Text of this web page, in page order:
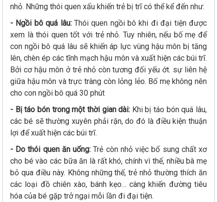
nhỏ. Những thói quen xấu khiến trẻ bị trĩ có thể kể đến như:
- Ngồi bô quá lâu:Thói quen ngồi bô khi đi đại tiện được
xem là thói quen tốt với trẻ nhỏ. Tuy nhiên, nếu bố mẹ để
con ngồi bô quá lâu sẽ khiến áp lực vùng hậu môn bị tăng
lên, chèn ép các tĩnh mạch hậu môn và xuất hiện các búi trĩ.
Bởi cơ hậu môn ở trẻ nhỏ còn tương đối yếu ớt. sự liên hệ
giữa hậu môn và trực tràng còn lỏng lẻo. Bố mẹ không nên
cho con ngồi bô quá 30 phút
- Bị táo bón trong một thời gian dài: Khi bị táo bón quá lâu,
các bé sẽ thường xuyên phải rặn, do đó là điều kiện thuận
lợi để xuất hiện các búi trĩ.
- Do thói quen ăn uống: Trẻ còn nhỏ việc bổ sung chất xơ
cho bé vào các bữa ăn là rất khó, chính vì thế, nhiều bà mẹ
bỏ qua điều này. Không những thế, trẻ nhỏ thường thích ăn
các loại đồ chiên xào, bánh kẹo… càng khiến đường tiêu
hóa của bé gặp trở ngại mỗi lần đi đại tiện.